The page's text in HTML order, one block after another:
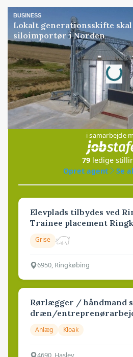
BUSINESS
Lokalt generationsskifte
siloimportør i Norden
Annonce
Loading...
Jobs
i samarbejde
79 ledige
Opret agent
Se
Elevplads tilbydes ved
Trainee placement
Grise
6950, Ringkøbing
Rørlægger / håndmand
dræn/
Anlæg Kloak
4690, Haslev